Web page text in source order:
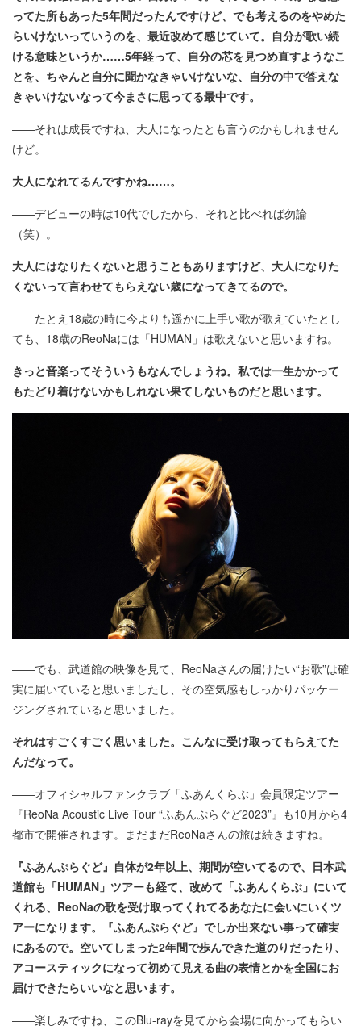
ってた所もあった5年間だったんですけど、でも考えるのをやめた
らいけないっていうのを、最近改めて感じていて。自分が歌い続
ける意味というか……5年経って、自分の芯を見つめ直すようなこ
とを、ちゃんと自分に聞かなきゃいけないな、自分の中で答えな
きゃいけないなって今まさに思ってる最中です。
――それは成長ですね、大人になったとも言うのかもしれません
けど。
大人になれてるんですかね……。
――デビューの時は10代でしたから、それと比べれば勿論
（笑）。
大人にはなりたくないと思うこともありますけど、大人になりた
くないって言わせてもらえない歳になってきてるので。
――たとえ18歳の時に今よりも遥かに上手い歌が歌えていたとし
ても、18歳のReoNaには「HUMAN」は歌えないと思いますね。
きっと音楽ってそういうもなんでしょうね。私では一生かかって
もたどり着けないかもしれない果てしないものだと思います。
――でも、武道館の映像を見て、ReoNaさんの届けたい“お歌”は確
実に届いていると思いましたし、その空気感もしっかりパッケー
ジングされていると思いました。
それはすごくすごく思いました。こんなに受け取ってもらえてた
んだなって。
――オフィシャルファンクラブ「ふあんくらぶ」会員限定ツアー
『ReoNa Acoustic Live Tour “ふあんぷらぐど2023”』も10月から4
都市で開催されます。まだまだReoNaさんの旅は続きますね。
『ふあんぷらぐど』自体が2年以上、期間が空いてるので、日本武
道館も「HUMAN」ツアーも経て、改めて「ふあんくらぶ」にいて
くれる、ReoNaの歌を受け取ってくれてるあなたに会いにいくツ
アーになります。『ふあんぷらぐど』でしか出来ない事って確実
にあるので。空いてしまった2年間で歩んできた道のりだったり、
アコースティックになって初めて見える曲の表情とかを全国にお
届けできたらいいなと思います。
――楽しみですね、このBlu-rayを見てから会場に向かってもらい